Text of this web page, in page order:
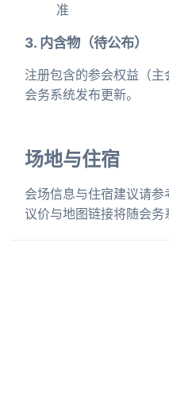
准
3. 内含物（待公布）
注册包含的参会权益（
会务系统发布更新。
场地与住宿
会场信息与住宿建议请参
议价与地图链接将随会务